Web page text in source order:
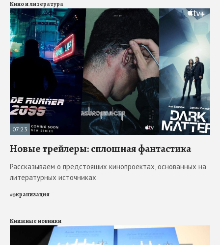
Кино и литература
07:23
Новые трейлеры: сплошная фантастика
Рассказываем о предстоящих кинопроектах, основанных на
литературных источниках
#экранизация
Книжные новинки